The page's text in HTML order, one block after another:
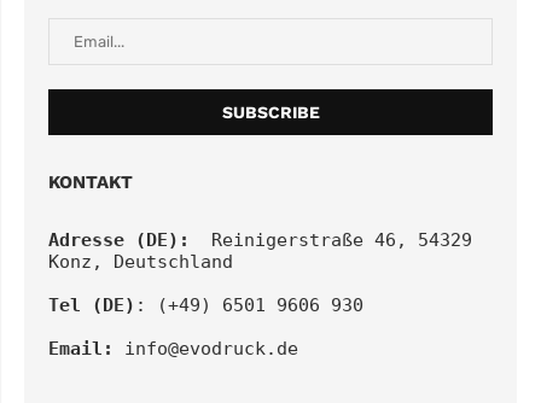
KONTAKT
Adresse (DE):
Reinigerstraße 46, 54329
Konz, Deutschland
Tel (DE) : (+49) 6501 9606 930
Email:
info@evodruck.de